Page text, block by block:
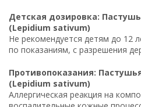
Детская дозировка:
(Lepidium sativum)
Не рекомендуется детям до 12
по показаниям, с разрешения
Противопоказания:
(Lepidium sativum)
Аллергическая реакция на